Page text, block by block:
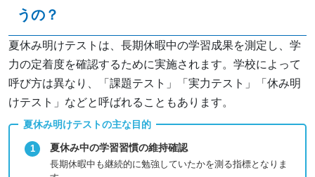
うの？
夏休み明けテストは、長期休暇中の学習成果を測定し、学
力の定着度を確認するために実施されます。学校によって
呼び方は異なり、「課題テスト」「実力テスト」「休み明
けテスト」などと呼ばれることもあります。
夏休み明けテストの主な目的
夏休み中の学習習慣の維持確認
長期休暇中も継続的に勉強していたかを測る指標となりま